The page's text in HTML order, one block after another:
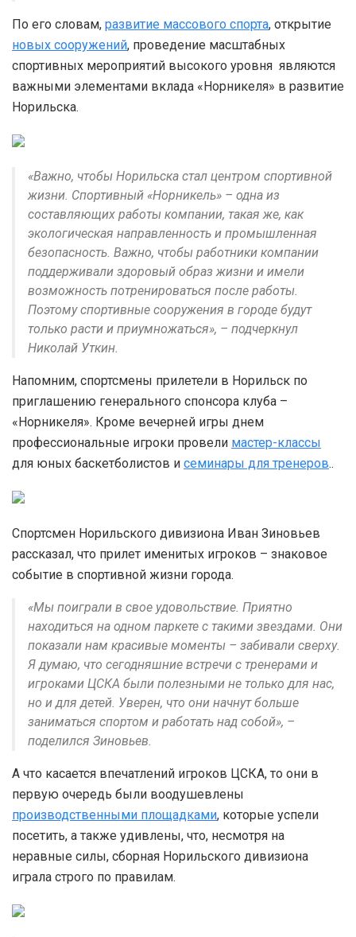
По его словам, развитие массового спорта, открытие
новых сооружений, проведение масштабных
спортивных мероприятий высокого уровня являются
важными элементами вклада «Норникеля» в развитие
Норильска.
«Важно, чтобы Норильска стал центром спортивной
жизни. Спортивный «Норникель» – одна из
составляющих работы компании, такая же, как
экологическая направленность и промышленная
безопасность. Важно, чтобы работники компании
поддерживали здоровый образ жизни и имели
возможность потренироваться после работы.
Поэтому спортивные сооружения в городе будут
только расти и приумножаться», – подчеркнул
Николай Уткин.
Напомним, спортсмены прилетели в Норильск по
приглашению генерального спонсора клуба –
«Норникеля». Кроме вечерней игры днем
профессиональные игроки провели мастер-классы
для юных баскетболистов и семинары для тренеров..
Спортсмен Норильского дивизиона Иван Зиновьев
рассказал, что прилет именитых игроков – знаковое
событие в спортивной жизни города.
«Мы поиграли в свое удовольствие. Приятно
находиться на одном паркете с такими звездами. Они
показали нам красивые моменты – забивали сверху.
Я думаю, что сегодняшние встречи с тренерами и
игроками ЦСКА были полезными не только для нас,
но и для детей. Уверен, что они начнут больше
заниматься спортом и работать над собой», –
поделился Зиновьев.
А что касается впечатлений игроков ЦСКА, то они в
первую очередь были воодушевлены
производственными площадками, которые успели
посетить, а также удивлены, что, несмотря на
неравные силы, сборная Норильского дивизиона
играла строго по правилам.